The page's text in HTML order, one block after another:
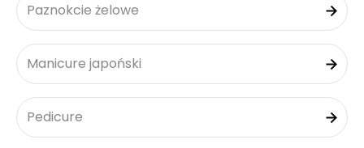
Paznokcie żelowe
Manicure japoński
Pedicure